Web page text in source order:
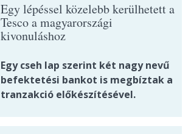
Egy lépéssel közelebb kerülhetett a
Tesco a magyarországi
kivonuláshoz
Egy cseh lap szerint két nagy nevű
befektetési bankot is megbíztak a
tranzakció előkészítésével.